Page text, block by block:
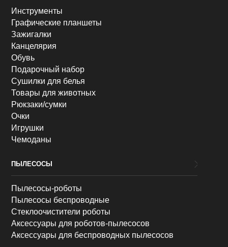
Инструменты
Графические планшеты
Зажигалки
Канцелярия
Обувь
Подарочный набор
Сушилки для белья
Товары для животных
Рюкзаки/сумки
Очки
Игрушки
Чемоданы
ПЫЛЕСОСЫ
Пылесосы-роботы
Пылесосы беспроводные
Стеклоочистители роботы
Аксессуары для роботов-пылесосов
Аксессуары для беспроводных пылесосов